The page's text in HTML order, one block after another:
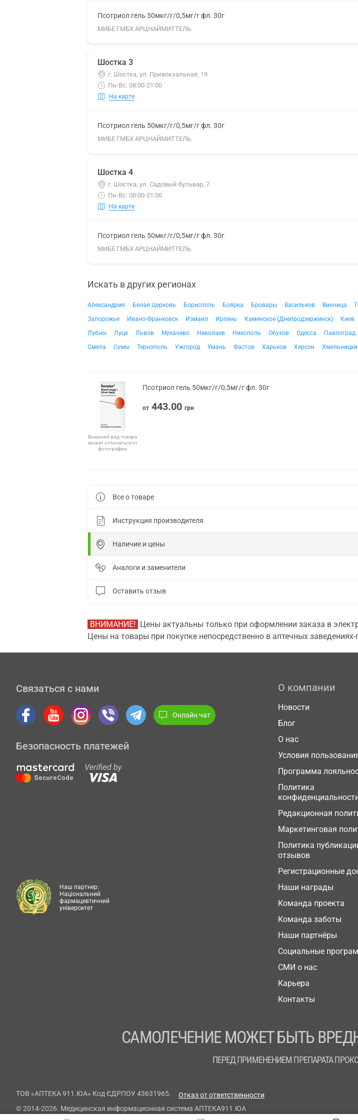
Псотриол гель 50мкг/г/0,5мг/г фл. 30г
МИБЕ ГМБХ АРЦНАЙМИТТЕЛЬ
Шостка 3
г. Шостка, ул. Привокзальная, 19
Пн-Вс: 08:00-21:00
На карте
Псотриол гель 50мкг/г/0,5мг/г фл. 30г
МИБЕ ГМБХ АРЦНАЙМИТТЕЛЬ
Шостка 4
г. Шостка, ул. Садовый бульвар, 7
Пн-Вс: 08:00-21:00
На карте
Псотриол гель 50мкг/г/0,5мг/г фл. 30г
МИБЕ ГМБХ АРЦНАЙМИТТЕЛЬ
Искать в других регионах
Александрия Белая Церковь Борисполь Боярка Бровары Васильков Винница
Запорожье
Ивано-Франковск Измаил Ирпень Каменское (Днепродзержинск) Киев
Лубны
Луцк Львов Мукачево Николаев Никополь Обухов Одесса Павлоград
Смела
Сумы Тернополь Ужгород Умань Фастов Харьков Херсон
Внешний вид товара
может отличаться от
фотографии
Псотриол гель 50мкг/г/0,5мг/г фл. 30г
от 443.00 грн
Все о товаре
Инструкция производителя
Наличие и цены
Аналоги и заменители
Оставить отзыв
ВНИМАНИЕ! Цены актуальны только при оформлении заказа в
Цены на товары при покупке непосредственно в аптечных
Связаться с нами
Онлайн чат
Безопасность платежей
О компании
Новости
Блог
О нас
Условия
Программа
Политика
Редакционная
Маркетинговая
Политика
отзывов
Регистрационные
Наши награды
Команда проекта
Команда заботы
Наши партнёры
Социальные
СМИ о нас
Карьера
Контакты
Наш партнер:
Національний
фармацевтичний
університет
САМОЛЕЧЕНИЕ МОЖЕТ БЫТЬ
ПЕРЕД ПРИМЕНЕНИЕМ ПРЕПАРАТА
ТОВ «АПТЕКА 911.ЮА» Код ЄДРПОУ 43631965.
Отказ от ответственности
© 2014-2026. Медицинская информационная система АПТЕКА911.ЮА